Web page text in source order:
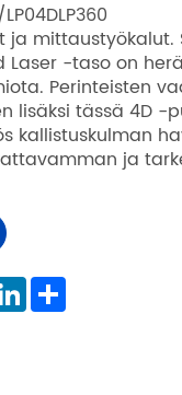
ja mittaustyökalut.
Laser -taso on
Perinteisten
lisäksi tässä 4D -
kallistuskulman
ja
LinkedInShare